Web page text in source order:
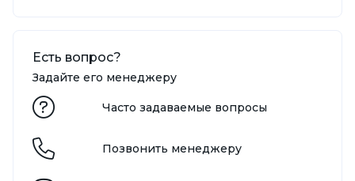
Есть вопрос?
Задайте его менеджеру
Часто задаваемые вопросы
Позвонить менеджеру